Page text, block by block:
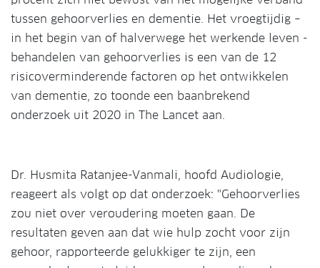
tussen gehoorverlies en dementie. Het vroegtijdig –
in het begin van of halverwege het werkende leven -
behandelen van gehoorverlies is een van de 12
risicoverminderende factoren op het ontwikkelen
van dementie, zo toonde een baanbrekend
onderzoek uit 2020 in The Lancet aan.
Dr. Husmita Ratanjee-Vanmali, hoofd Audiologie,
reageert als volgt op dat onderzoek: "Gehoorverlies
zou niet over veroudering moeten gaan. De
resultaten geven aan dat wie hulp zocht voor zijn
gehoor, rapporteerde gelukkiger te zijn, een